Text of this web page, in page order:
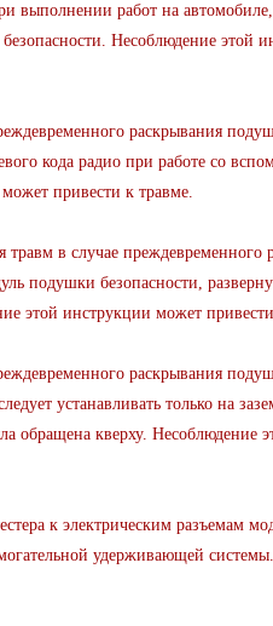
работ на
Несоблюдение этой
раскрывания
кода радио при работе со
привести к травме.
в случае преждевременного
подушки безопасности,
этой инструкции может
раскрывания
устанавливать только на
обращена кверху. Несоблюдение
к электрическим разъемам
удерживающей системы.